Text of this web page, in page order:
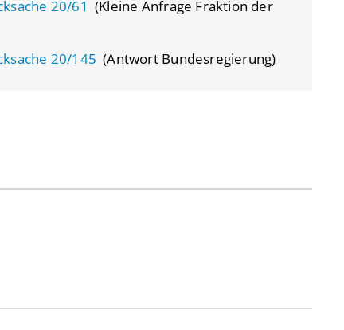
20/61 (Kleine Anfrage Fraktion der
20/145 (Antwort Bundesregierung)